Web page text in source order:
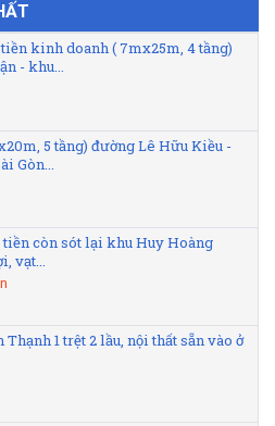
kinh doanh ( 7mx25m, 4 tầng)
- khu...
5 tầng) đường Lê Hữu Kiều -
Gòn...
tiền còn sót lại khu Huy Hoàng
vạt...
Thạnh 1 trệt 2 lầu, nội thất sẵn vào ở